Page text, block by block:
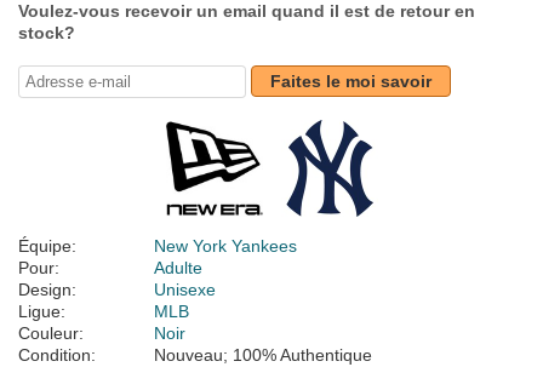
Voulez-vous recevoir un email quand il est de retour en
stock?
Faites le moi savoir
Équipe:
New York Yankees
Pour:
Adulte
Design:
Unisexe
Ligue:
MLB
Couleur:
Noir
Condition:
Nouveau; 100% Authentique